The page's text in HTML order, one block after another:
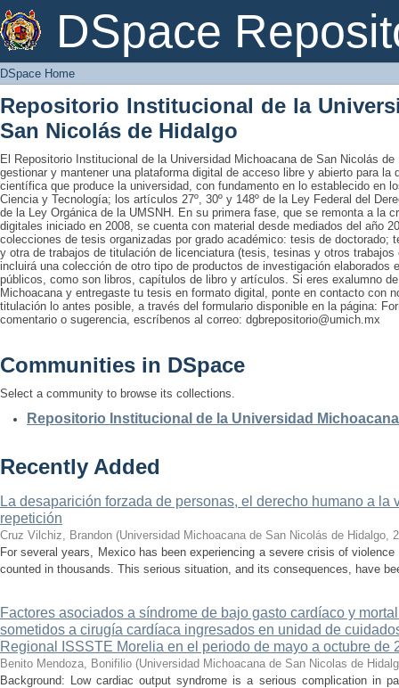
DSpace
DSpace Home
DSpace Home
Repositorio Institucional de la
San Nicolás de Hidalgo
El Repositorio Institucional de la Universidad Michoacana de San Nicolás
gestionar y mantener una plataforma digital de acceso libre y abierto para la
científica que produce la universidad, con fundamento en lo establecido en
Ciencia y Tecnología; los artículos 27º, 30º y 148º de la Ley Federal del
de la Ley Orgánica de la UMSNH. En su primera fase, que se remonta a la
digitales iniciado en 2008, se cuenta con material desde mediados del año
colecciones de tesis organizadas por grado académico: tesis de doctorado;
y otra de trabajos de titulación de licenciatura (tesis, tesinas y otros
incluirá una colección de otro tipo de productos de investigación elaborados
públicos, como son libros, capítulos de libro y artículos. Si eres exalumno
Michoacana y entregaste tu tesis en formato digital, ponte en contacto con
titulación lo antes posible, a través del formulario disponible en la página:
comentario o sugerencia, escríbenos al correo: dgbrepositorio@umich.mx
Communities in DSpace
Select a community to browse its collections.
Repositorio Institucional de la Universidad
Recently Added
La desaparición forzada de personas, el derecho humano a la
repetición
Cruz Vilchiz, Brandon (Universidad Michoacana de San Nicolás de Hidalgo,
For several years, Mexico has been experiencing a severe crisis of
counted in thousands. This serious situation, and its consequences, have
Factores asociados a síndrome de bajo gasto cardíaco y
sometidos a cirugía cardíaca ingresados en unidad de
Regional ISSSTE Morelia en el periodo de mayo a octubre de
Benito Mendoza, Bonifilio (Universidad Michoacana de San Nicolas de
Background: Low cardiac output syndrome is a serious complication in